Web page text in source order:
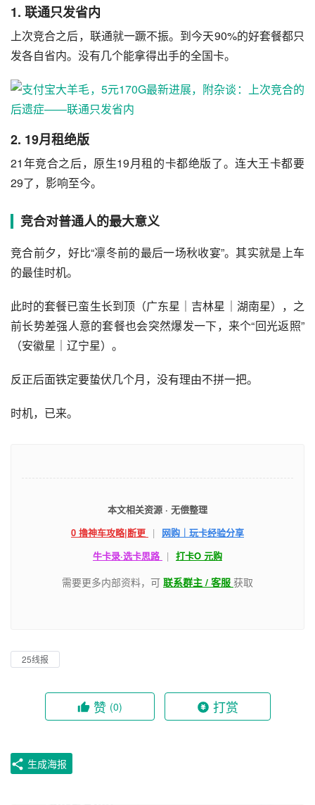
1. 联通只发省内
上次竞合之后，联通就一蹶不振。到今天90%的好套餐都只
发各自省内。没有几个能拿得出手的全国卡。
2. 19月租绝版
21年竞合之后，原生19月租的卡都绝版了。连大王卡都要
29了，影响至今。
竞合对普通人的最大意义
竞合前夕，好比“凛冬前的最后一场秋收宴”。其实就是上车
的最佳时机。
此时的套餐已蛮生长到顶（广东星｜吉林星｜湖南星），之
前长势差强人意的套餐也会突然爆发一下，来个“回光返照”
（安徽星｜辽宁星）。
反正后面铁定要蛰伏几个月，没有理由不拼一把。
时机，已来。
本文相关资源 · 无偿整理
0 撸神车攻略|断更 |
网购｜玩卡经验分享
牛卡录·选卡思路 | 打卡O 元购
需要更多内部资料，可 联系群主 / 客服 获取
25线报
赞 (0) 打赏
生成海报